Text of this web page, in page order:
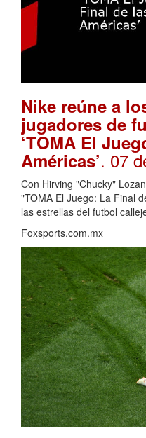
Nike reúne a
jugadores de
‘TOMA El
Américas’. 07
Con Hirving "Chucky"
"TOMA El Juego: La Final
las estrellas del futbol
Foxsports.com.mx